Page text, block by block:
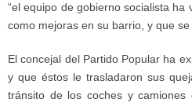
“el equipo de gobierno socialista
como mejoras en su barrio, y que
El concejal del Partido Popular ha
y que éstos le trasladaron sus
tránsito de los coches y